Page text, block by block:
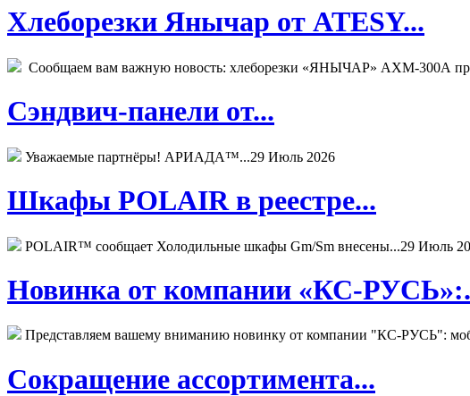
Хлеборезки Янычар от ATESY...
Сообщаем вам важную новость: хлеборезки «ЯНЫЧАР» АХМ-300А
Сэндвич-панели от...
Уважаемые партнёры! АРИАДА™...29 Июль 2026
Шкафы POLAIR в реестре...
POLAIR™ сообщает Холодильные шкафы Gm/Sm внесены...29 Июль
Новинка от компании «КС-
Представляем вашему вниманию новинку от компании "КС-РУСЬ":
Сокращение ассортимента...